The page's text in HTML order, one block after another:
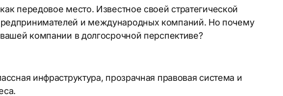
передовое место. Известное своей стратегической
и международных компаний. Но почему
компании в долгосрочной перспективе?
инфраструктура, прозрачная правовая система и